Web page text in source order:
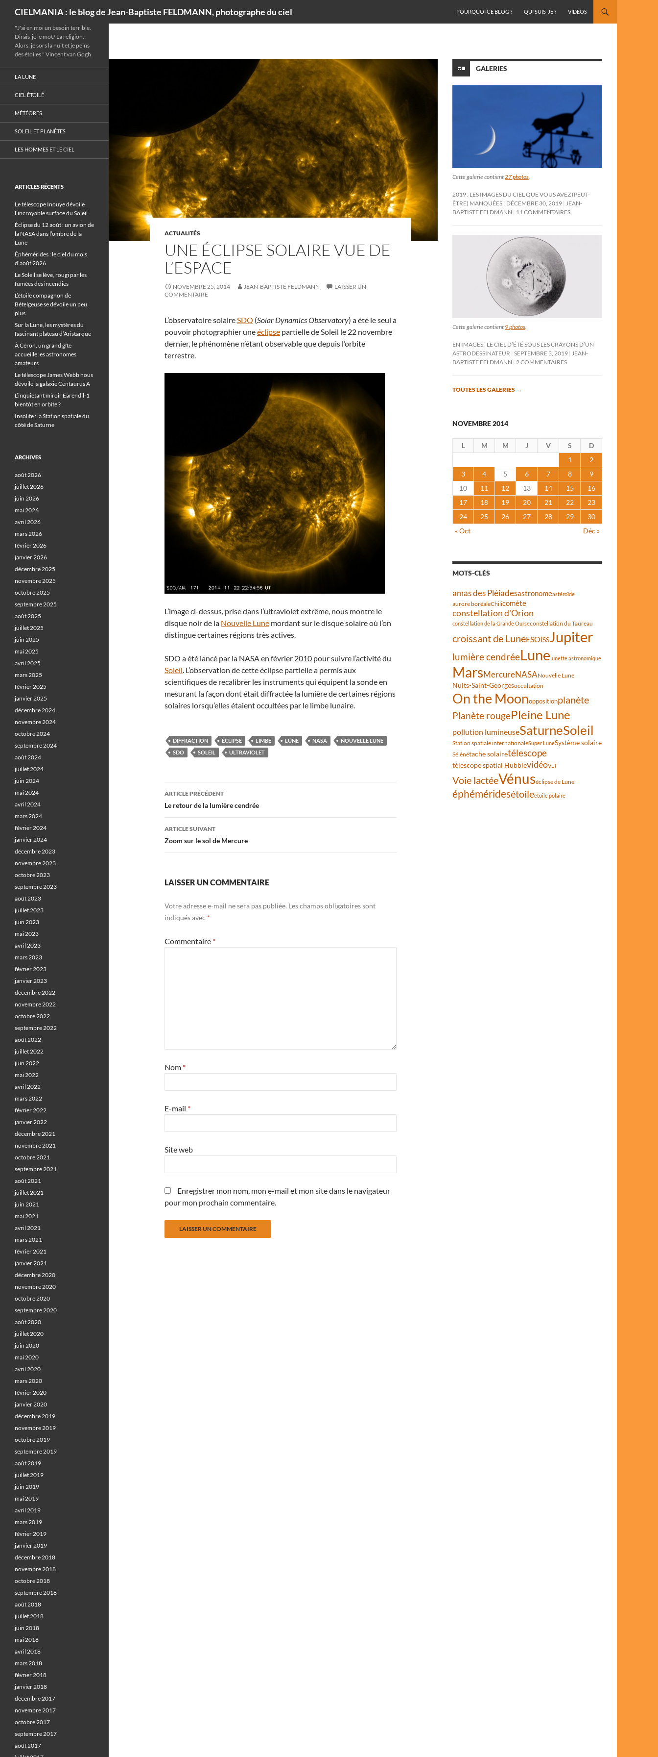
CIELMANIA : le blog de Jean-Baptiste FELDMANN, photographe du ciel
POURQUOI CE BLOG ?
QUI SUIS-JE ? VIDÉOS
ACTUALITÉS
UNE ÉCLIPSE SOLAIRE VUE DE
L’ESPACE
NOVEMBRE 25, 2014 JEAN-BAPTISTE FELDMANN
LAISSER UN
COMMENTAIRE
L’observatoire solaireSDO (Solar Dynamics Observatory) a été le seul a
pouvoir photographier uneéclipse partielle de Soleil le 22 novembre
dernier, le phénomène n’étant observable que depuis l’orbite
terrestre.
L’image ci-dessus, prise dans l’ultraviolet extrême, nous montre le
disque noir de la Nouvelle Lune mordant sur le disque solaire où l’on
distingue certaines régions très actives.
SDO a été lancé par la NASA en février 2010 pour suivre l’activité du
Soleil. L’observation de cette éclipse partielle a permis aux
scientifiques de recalibrer les instruments qui équipent la sonde en
mesurant la façon dont était diffractée la lumière de certaines régions
solaires lorsqu’elles étaient occultées par le limbe lunaire.
DIFFRACTION ÉCLIPSE LIMBE LUNE NASA
NOUVELLE LUNE
SDO
SOLEIL ULTRAVIOLET
Navigation
des
articles
ARTICLE PRÉCÉDENT
Le retour de la lumière cendrée
ARTICLE SUIVANT
Zoom sur le sol de Mercure
LAISSER UN COMMENTAIRE
Votre adresse e-mail ne sera pas publiée. Les champs obligatoires sont
indiqués avec *
Commentaire *
Nom *
E-mail *
Site web
Enregistrer mon nom, mon e-mail et mon site dans le navigateur
pour mon prochain commentaire.
GALERIES
Cette galerie contient27 photos.
2019 : LES IMAGES DU CIEL QUE VOUS AVEZ (PEUT-
ÊTRE) MANQUÉES DÉCEMBRE 30, 2019 JEAN-
BAPTISTE FELDMANN
11 COMMENTAIRES
Cette galerie contient 9 photos
EN IMAGES : LE CIEL D’ÉTÉ SOUS LES CRAYONS D’UN
ASTRODESSINATEUR SEPTEMBRE 3, 2019
JEAN-
BAPTISTE FELDMANN
2 COMMENTAIRES
TOUTES LES GALERIES →
NOVEMBRE 2014
L M M J V S
D
1
2
3
4 5 6 7 8
9
10
11 12 13 14 15
16
17
18 19 20 21 22
23
24
25 26 27 28 29
30
« Oct
Déc »
MOTS-CLÉS
amas des Pléiadesastronomeastéroïde
aurore boréaleChilicomète
constellation d'Orion
constellation de la Grande Ourseconstellation du Taureau
croissant de LuneESOISSJupiter
lumière cendréeLunelunette astronomique
MarsMercureNASANouvelle Lune
Nuits-Saint-Georgesoccultation
On the Moonoppositionplanète
Planète rougePleine Lune
pollution lumineuseSaturneSoleil
Station spatiale internationaleSuper LuneSystème solaire
Sélénétache solairetélescope
télescope spatial HubblevidéoVLT
Voie lactéeVénuséclipse de Lune
éphéméridesétoileétoile polaire
"J'ai en moi un besoin terrible.
Dirais-je le mot? La religion.
Alors, je sors la nuit et je peins
des étoiles." Vincent van Gogh
LA LUNE
CIEL ÉTOILÉ
MÉTÉORES
SOLEIL ET PLANÈTES
LES HOMMES ET LE CIEL
ARTICLES RÉCENTS
Le télescope Inouye dévoile
l’incroyable surface du Soleil
Éclipse du 12 août : un avion de
la NASA dans l’ombre de la
Lune
Éphémérides : le ciel du mois
d’août 2026
Le Soleil se lève, rougi par les
fumées des incendies
L’étoile compagnon de
Bételgeuse se dévoile un peu
plus
Sur la Lune, les mystères du
fascinant plateau d’Aristarque
À Céron, un grand gîte
accueille les astronomes
amateurs
Le télescope James Webb nous
dévoile la galaxie Centaurus A
L’inquiétant miroir Eärendil-1
bientôt en orbite ?
Insolite : la Station spatiale du
côté de Saturne
ARCHIVES
août 2026
juillet 2026
juin 2026
mai 2026
avril 2026
mars 2026
février 2026
janvier 2026
décembre 2025
novembre 2025
octobre 2025
septembre 2025
août 2025
juillet 2025
juin 2025
mai 2025
avril 2025
mars 2025
février 2025
janvier 2025
décembre 2024
novembre 2024
octobre 2024
septembre 2024
août 2024
juillet 2024
juin 2024
mai 2024
avril 2024
mars 2024
février 2024
janvier 2024
décembre 2023
novembre 2023
octobre 2023
septembre 2023
août 2023
juillet 2023
juin 2023
mai 2023
avril 2023
mars 2023
février 2023
janvier 2023
décembre 2022
novembre 2022
octobre 2022
septembre 2022
août 2022
juillet 2022
juin 2022
mai 2022
avril 2022
mars 2022
février 2022
janvier 2022
décembre 2021
novembre 2021
octobre 2021
septembre 2021
août 2021
juillet 2021
juin 2021
mai 2021
avril 2021
mars 2021
février 2021
janvier 2021
décembre 2020
novembre 2020
octobre 2020
septembre 2020
août 2020
juillet 2020
juin 2020
mai 2020
avril 2020
mars 2020
février 2020
janvier 2020
décembre 2019
novembre 2019
octobre 2019
septembre 2019
août 2019
juillet 2019
juin 2019
mai 2019
avril 2019
mars 2019
février 2019
janvier 2019
décembre 2018
novembre 2018
octobre 2018
septembre 2018
août 2018
juillet 2018
juin 2018
mai 2018
avril 2018
mars 2018
février 2018
janvier 2018
décembre 2017
novembre 2017
octobre 2017
septembre 2017
août 2017